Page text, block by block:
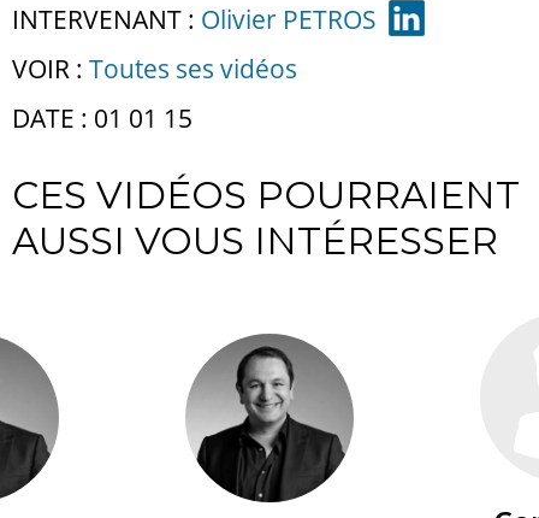
INTERVENANT : Olivier PETROS
VOIR : Toutes ses vidéos
DATE : 01 01 15
CES VIDÉOS POURRAIENT
AUSSI VOUS INTÉRESSER